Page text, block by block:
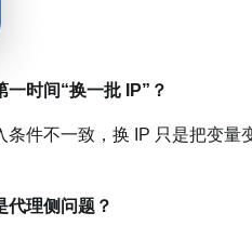
时间“换一批 IP”？
条件不一致，换 IP 只是把变
代理侧问题？